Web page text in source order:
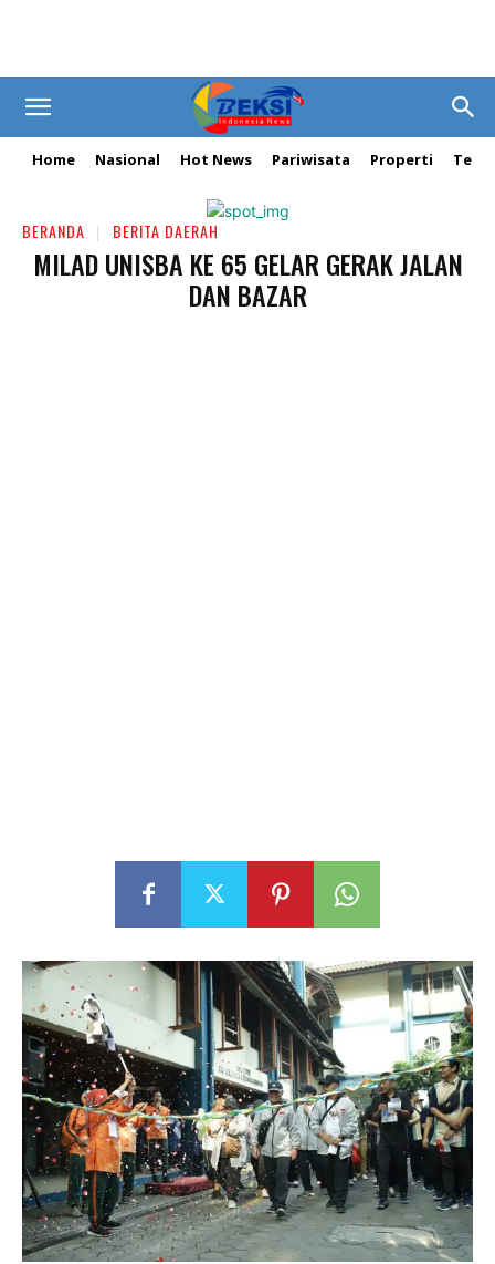
Home Nasional Hot News Pariwisata Properti
BERANDA BERITA DAERAH
MILAD UNISBA KE 65 GELAR GERAK JALAN
DAN BAZAR